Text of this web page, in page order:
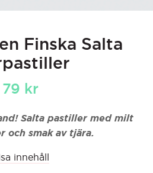
Finska Salta
79 kr
Salta pastiller med milt
och smak av tjära.
innehåll